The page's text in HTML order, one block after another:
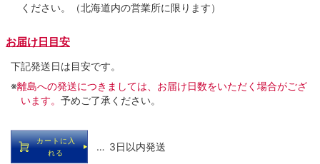
ください。（北海道内の営業所に限ります）
お届け日目安
下記発送日は目安です。
※離島への発送につきましては、お届け日数をいただく場合がござ
います。 予めご了承ください。
カートに入
れる
… 3日以内発送